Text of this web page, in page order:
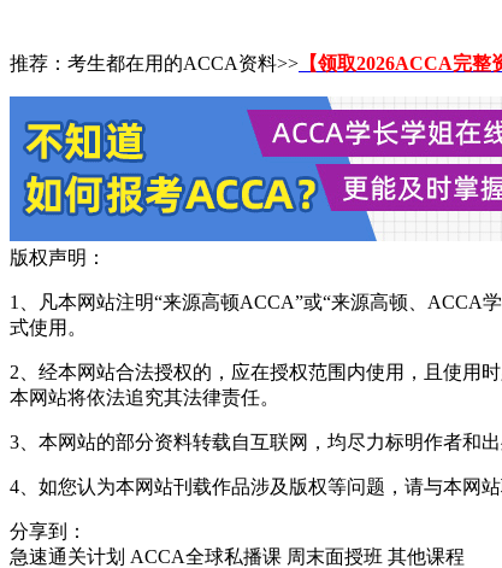
推荐：考生都在用的ACCA资料>> 【领取2026ACCA完整
版权声明：
1、凡本网站注明“来源高顿ACCA”或“来源高顿、ACCA
式使用。
2、经本网站合法授权的，应在授权范围内使用，且使用
本网站将依法追究其法律责任。
3、本网站的部分资料转载自互联网，均尽力标明作者和
4、如您认为本网站刊载作品涉及版权等问题，请与本网站
分享到：
急速通关计划 ACCA全球私播课 周末面授班 其他课程